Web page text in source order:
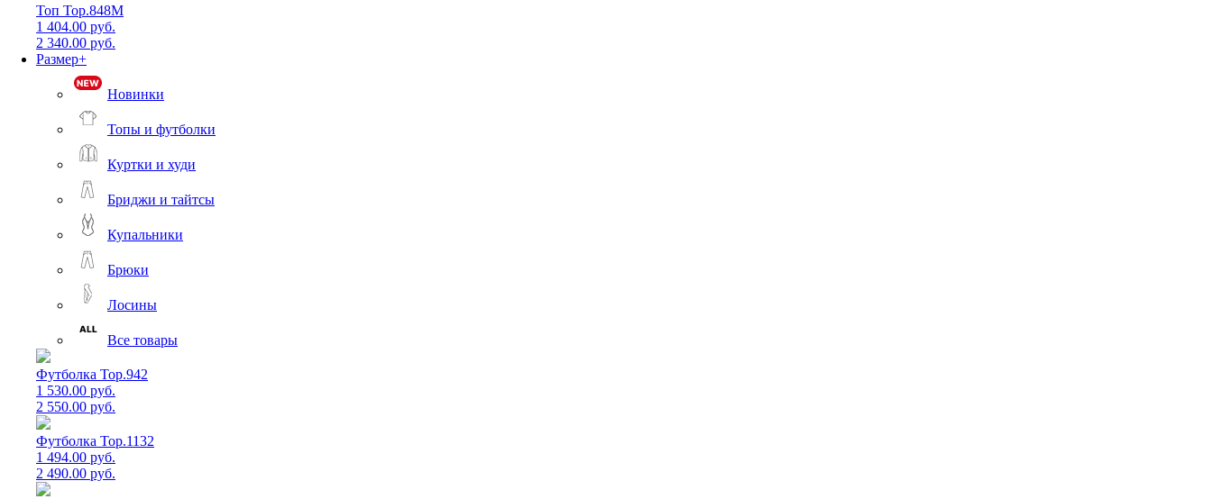
Топ Top.848M
1 404.00 руб.
2 340.00 руб.
Размер+
Новинки
Топы и футболки
Куртки и худи
Бриджи и тайтсы
Купальники
Брюки
Лосины
Все товары
Футболка Top.942
1 530.00 руб.
2 550.00 руб.
Футболка Top.1132
1 494.00 руб.
2 490.00 руб.